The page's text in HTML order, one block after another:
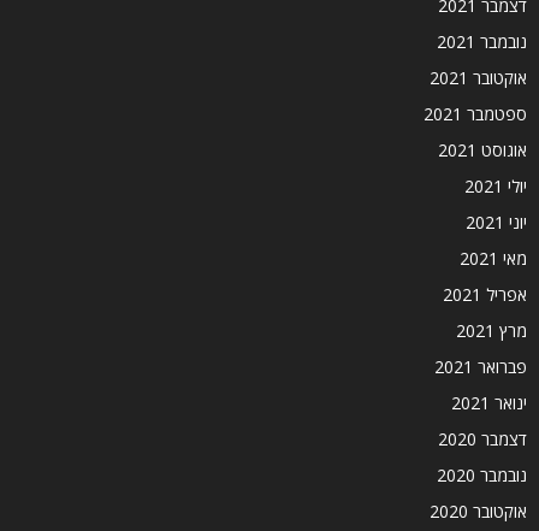
דצמבר 2021
נובמבר 2021
אוקטובר 2021
ספטמבר 2021
אוגוסט 2021
יולי 2021
יוני 2021
מאי 2021
אפריל 2021
מרץ 2021
פברואר 2021
ינואר 2021
דצמבר 2020
נובמבר 2020
אוקטובר 2020